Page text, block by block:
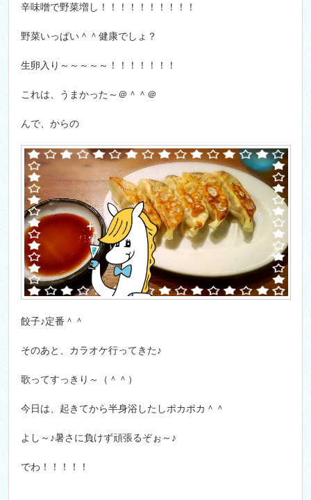
辛味噌で野菜増し！！！！！！！！！！
野菜いっぱい＾＾健康でしょ？
生卵入り～～～～～！！！！！！！
これは、うまかった～＠＾＾＠
んで、からの
餃子♪定番＾＾
そのあと、カラオケ行ってきた♪
歌ってすっきり～（＾＾）
今日は、起きてから半身浴したしポカポカ＾＾
よし～♪暑さに負けず頑張るぞぉ～♪
でわ！！！！！